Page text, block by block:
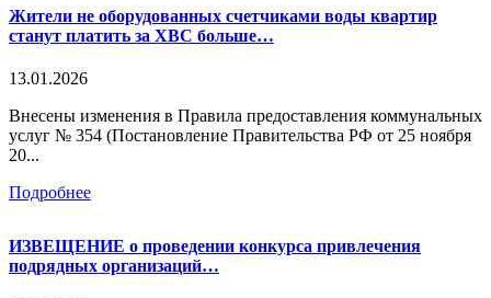
Жители не оборудованных счетчиками воды квартир
станут платить за ХВС больше…
13.01.2026
Внесены изменения в Правила предоставления коммунальных
услуг № 354 (Постановление Правительства РФ от 25 ноября
20...
Подробнее
ИЗВЕЩЕНИЕ о проведении конкурса привлечения
подрядных организаций…